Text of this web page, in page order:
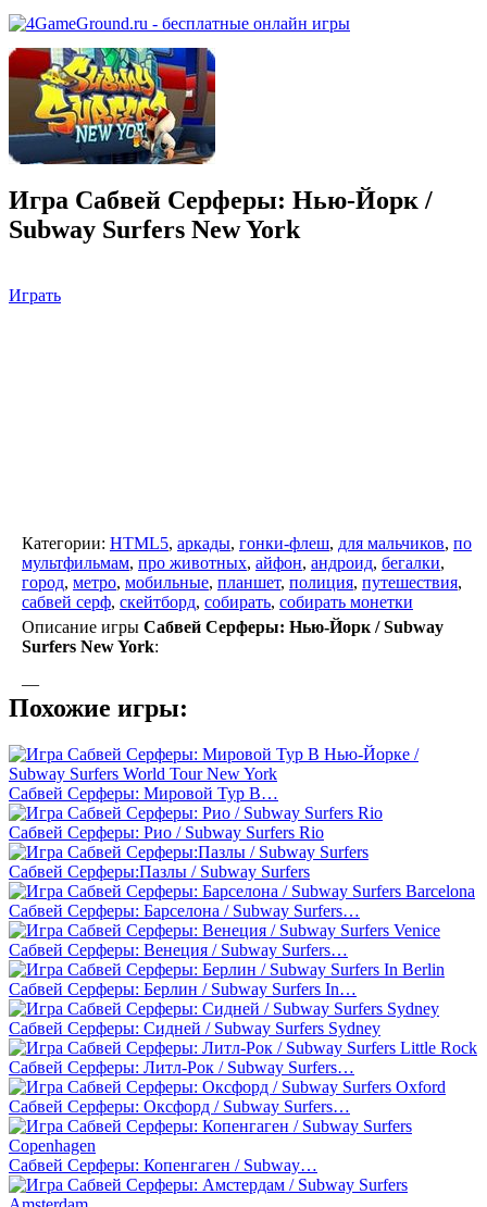
Игра Сабвей Серферы: Нью-Йорк /
Subway Surfers New York
Играть
Категории: HTML5, аркады, гонки-флеш, для мальчиков, по
мультфильмам, про животных, айфон, андроид, бегалки,
город, метро, мобильные, планшет, полиция, путешествия,
сабвей серф, скейтборд, собирать, собирать монетки
Описание игры Сабвей Серферы: Нью-Йорк / Subway
Surfers New York:
—
Похожие игры:
Сабвей Серферы: Мировой Тур В…
Сабвей Серферы: Рио / Subway Surfers Rio
Сабвей Серферы:Пазлы / Subway Surfers
Сабвей Серферы: Барселона / Subway Surfers…
Сабвей Серферы: Венеция / Subway Surfers…
Сабвей Серферы: Берлин / Subway Surfers In…
Сабвей Серферы: Сидней / Subway Surfers Sydney
Сабвей Серферы: Литл-Рок / Subway Surfers…
Сабвей Серферы: Оксфорд / Subway Surfers…
Сабвей Серферы: Копенгаген / Subway…